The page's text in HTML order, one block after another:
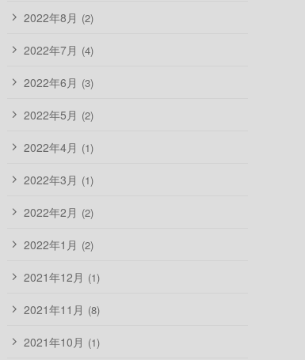
2022年8月 (2)
2022年7月 (4)
2022年6月 (3)
2022年5月 (2)
2022年4月 (1)
2022年3月 (1)
2022年2月 (2)
2022年1月 (2)
2021年12月 (1)
2021年11月 (8)
2021年10月 (1)